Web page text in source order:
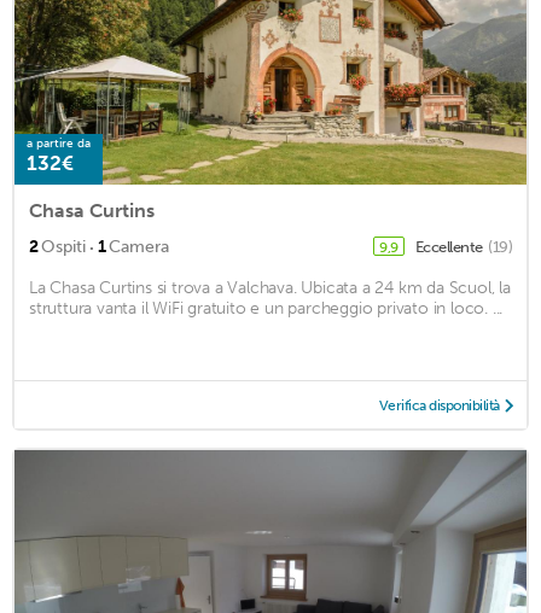
a partire da
132€
Chasa Curtins
2Ospiti · 1Camera 9,9 Eccellente (19)
La Chasa Curtins si trova a Valchava. Ubicata a 24 km da Scuol, la
struttura vanta il WiFi gratuito e un parcheggio privato in loco. ...
Verifica disponibilità